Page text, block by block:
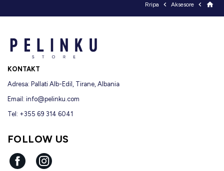
home

Aksesore

Rripa
KONTAKT
Adresa: Pallati Alb-Edil, Tirane, Albania
Email: info@pelinku.com
Tel: +355 69 314 6041
FOLLOW US
Facebook